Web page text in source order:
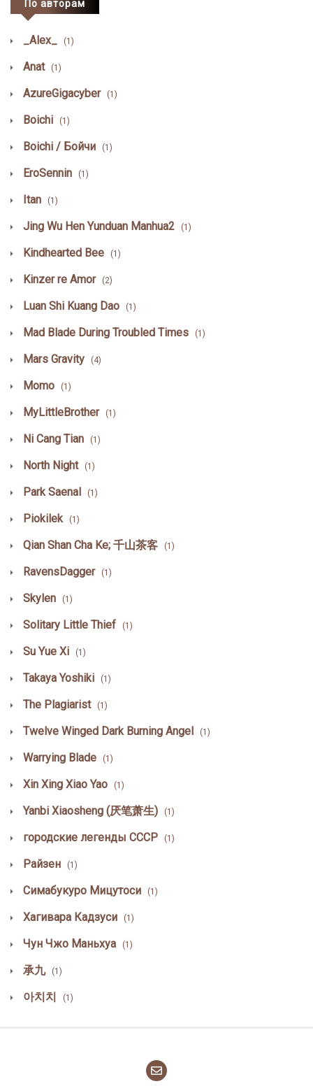
По авторам
_Alex_ (1)
Anat (1)
AzureGigacyber (1)
Boichi (1)
Boichi / Бойчи (1)
EroSennin (1)
Itan (1)
Jing Wu Hen Yunduan Manhua2 (1)
Kindhearted Bee (1)
Kinzer re Amor (2)
Luan Shi Kuang Dao (1)
Mad Blade During Troubled Times (1)
Mars Gravity (4)
Momo (1)
MyLittleBrother (1)
Ni Cang Tian (1)
North Night (1)
Park Saenal (1)
Piokilek (1)
Qian Shan Cha Ke; 千山茶客 (1)
RavensDagger (1)
Skylen (1)
Solitary Little Thief (1)
Su Yue Xi (1)
Takaya Yoshiki (1)
The Plagiarist (1)
Twelve Winged Dark Burning Angel (1)
Warrying Blade (1)
Xin Xing Xiao Yao (1)
Yanbi Xiaosheng (厌笔萧生) (1)
городские легенды СССР (1)
Райзен (1)
Симабукуро Мицутоси (1)
Хагивара Кадзуси (1)
Чун Чжо Маньхуа (1)
承九 (1)
아치치 (1)